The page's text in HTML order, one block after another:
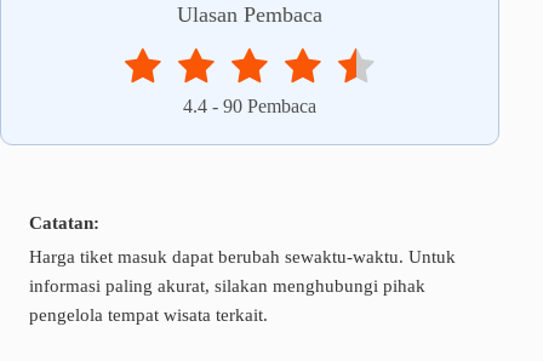
Ulasan Pembaca
4.4 -90 Pembaca
Catatan:
Harga tiket masuk dapat berubah sewaktu-waktu. Untuk
informasi paling akurat, silakan menghubungi pihak
pengelola tempat wisata terkait.